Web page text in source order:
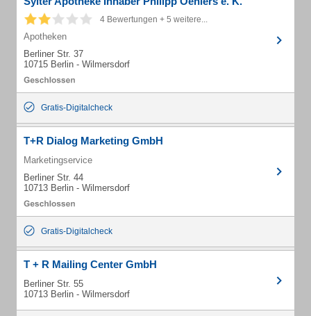
4 Bewertungen + 5 weitere...
Apotheken
Berliner Str. 37
10715 Berlin - Wilmersdorf
Gratis-Digitalcheck
T+R Dialog Marketing GmbH
Marketingservice
Berliner Str. 44
10713 Berlin - Wilmersdorf
Gratis-Digitalcheck
T + R Mailing Center GmbH
Berliner Str. 55
10713 Berlin - Wilmersdorf